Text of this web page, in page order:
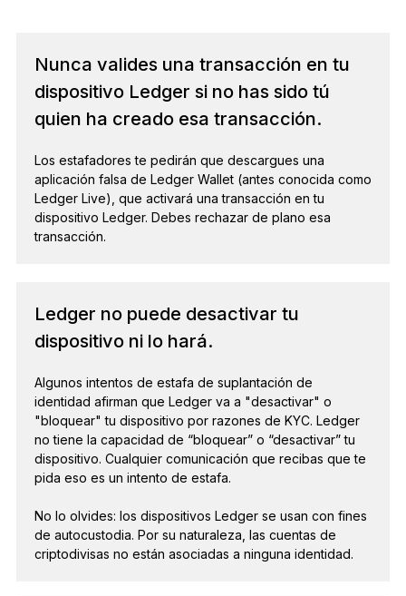
Nunca valides una transacción en tu
dispositivo Ledger si no has sido tú
quien ha creado esa transacción.
Los estafadores te pedirán que descargues una
aplicación falsa de Ledger Wallet (antes conocida como
Ledger Live), que activará una transacción en tu
dispositivo Ledger. Debes rechazar de plano esa
transacción.
Ledger no puede desactivar tu
dispositivo ni lo hará.
Algunos intentos de estafa de suplantación de
identidad afirman que Ledger va a "desactivar" o
"bloquear" tu dispositivo por razones de KYC. Ledger
no tiene la capacidad de “bloquear” o “desactivar” tu
dispositivo. Cualquier comunicación que recibas que te
pida eso es un intento de estafa.
No lo olvides: los dispositivos Ledger se usan con fines
de autocustodia. Por su naturaleza, las cuentas de
criptodivisas no están asociadas a ninguna identidad.